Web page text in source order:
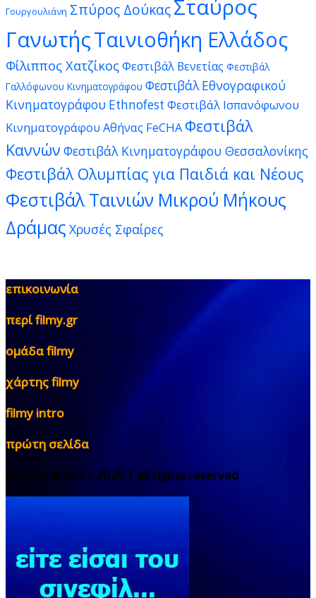
Γουργουλιάνη Σπύρος ΔούκαςΣταύρος
ΓανωτήςΤαινιοθήκη Ελλάδος
Φίλιππος ΧατζίκοςΦεστιβάλ Βενετίας Φεστιβάλ
Γαλλόφωνου Κινηματογράφου Φεστιβάλ Εθνογραφικού
Κινηματογράφου Ethnofest Φεστιβάλ Ισπανόφωνου
Κινηματογράφου Αθήνας FeCHA Φεστιβάλ
Καννών Φεστιβάλ Κινηματογράφου Θεσσαλονίκης
Φεστιβάλ Ολυμπίας για Παιδιά και Νέους
Φεστιβάλ Ταινιών Μικρού Μήκους
Δράμας Χρυσές Σφαίρες
επικοινωνία
περί filmy.gr
ομάδα filmy
χάρτης filmy
filmy intro
πρώτη σελίδα
filmy.gr © 2017-2025 | all rights reserved